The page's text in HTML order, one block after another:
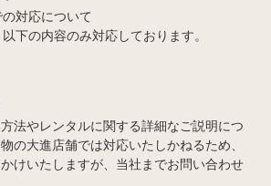
対応について
下の内容のみ対応しております。
法やレンタルに関する詳細なご説明につ
の大進店舗では対応いたしかねるため、
けいたしますが、当社までお問い合わせ